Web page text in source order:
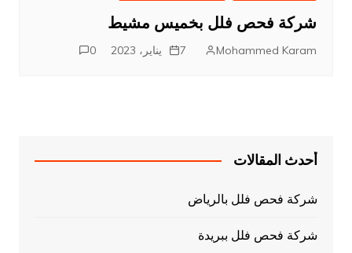
شركة فحص فلل بخميس مشيط
Mohammed Karam 7 يناير، 2023 0
أحدث المقالات
شركة فحص فلل بالرياض
شركة فحص فلل ببريدة